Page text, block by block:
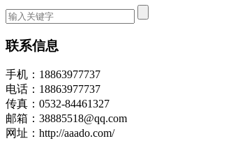
联系信息
手机：18863977737
电话：18863977737
传真：0532-84461327
邮箱：38885518@qq.com
网址：http://aaado.com/